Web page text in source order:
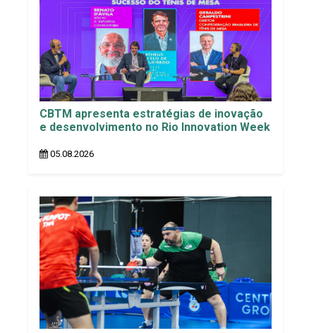
CBTM apresenta estratégias de inovação
e desenvolvimento no Rio Innovation Week
05.08.2026